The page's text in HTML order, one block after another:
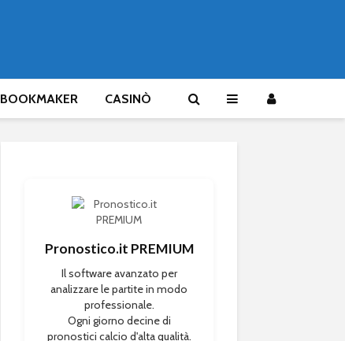
BOOKMAKER CASINÒ
Pronostico.it PREMIUM
Il software avanzato per
analizzare le partite in modo
professionale.
Ogni giorno decine di
pronostici calcio d'alta qualità.